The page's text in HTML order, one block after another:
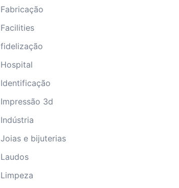
Fabricação
Facilities
fidelização
Hospital
Identificação
Impressão 3d
Indústria
Joias e bijuterias
Laudos
Limpeza